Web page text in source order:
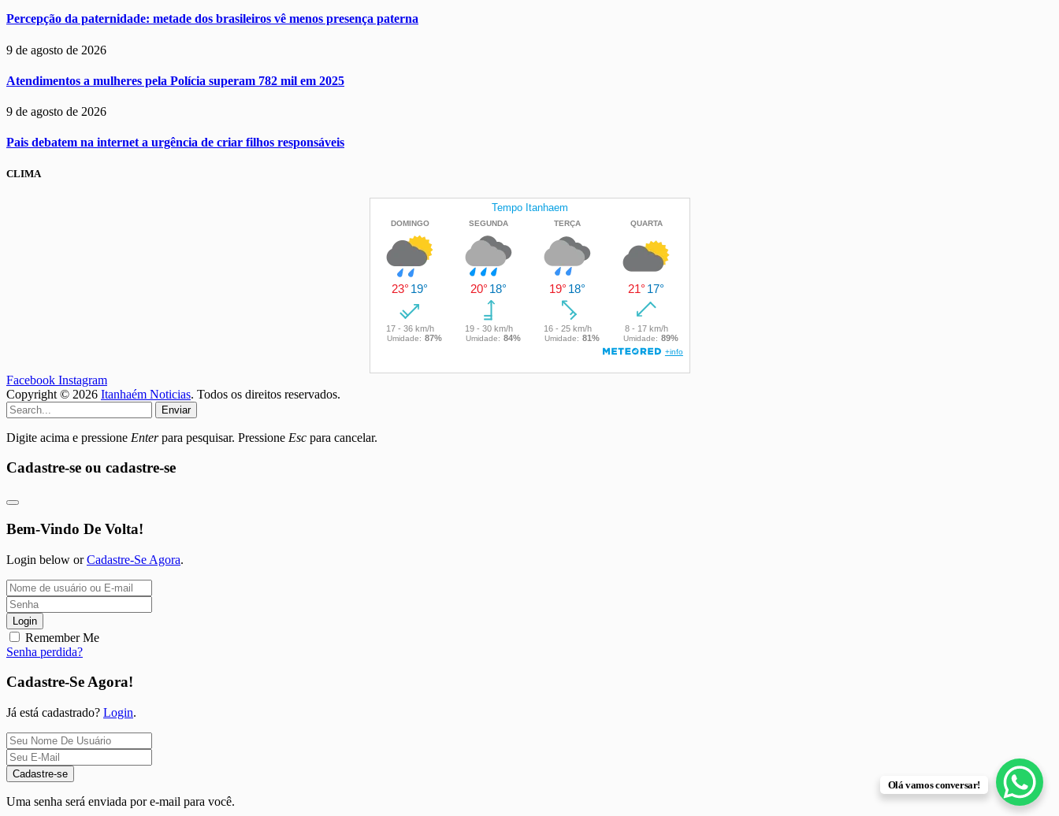
Percepção da paternidade: metade dos brasileiros vê menos presença paterna
9 de agosto de 2026
Atendimentos a mulheres pela Polícia superam 782 mil em 2025
9 de agosto de 2026
Pais debatem na internet a urgência de criar filhos responsáveis
CLIMA
Facebook Instagram
Copyright © 2026 Itanhaém Noticias. Todos os direitos reservados.
Enviar
Digite acima e pressione Enterpara pesquisar. Pressione Esc para cancelar.
Olá vamos conversar!
Cadastre-se ou cadastre-se
Bem-Vindo De Volta!
Login below orCadastre-Se Agora.
Login
Remember Me
Senha perdida?
Cadastre-Se Agora!
Já está cadastrado? Login.
Cadastre-se
Uma senha será enviada por e-mail para você.